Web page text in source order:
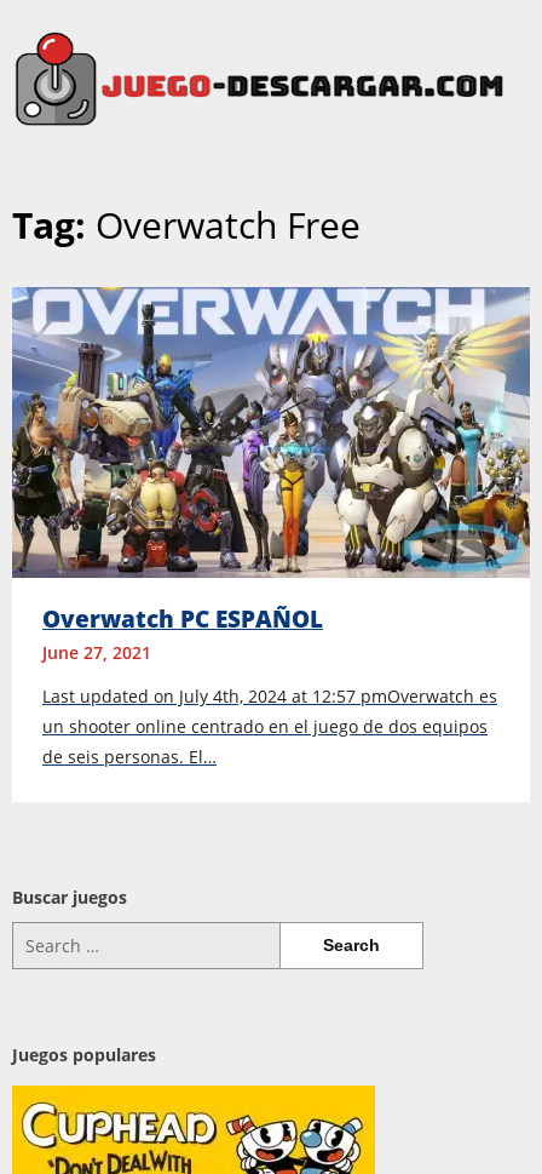
Tag: Overwatch Free
Overwatch PC ESPAÑOL
June 27, 2021
Last updated on July 4th, 2024 at 12:57 pmOverwatch es
un shooter online centrado en el juego de dos equipos
de seis personas. El…
Buscar juegos
for:
Juegos populares